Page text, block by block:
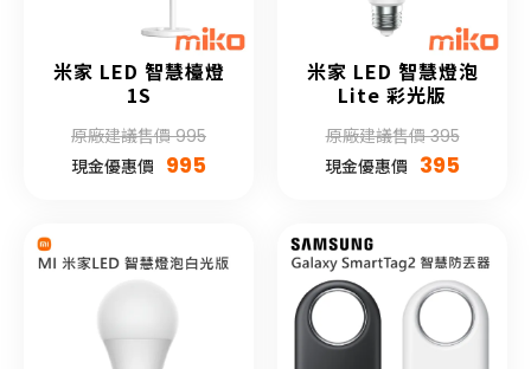
米家 LED 智慧檯燈
1S
原廠建議售價 995
現金優惠價 995
米家 LED 智慧燈泡
Lite 彩光版
原廠建議售價 395
現金優惠價 395